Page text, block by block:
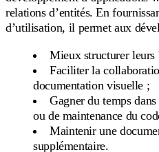
relations d’entités. En
d’utilisation, il permet aux
Mieux structurer leurs
Faciliter la
documentation visuelle ;
Gagner du temps
ou de maintenance du
Maintenir une
supplémentaire.